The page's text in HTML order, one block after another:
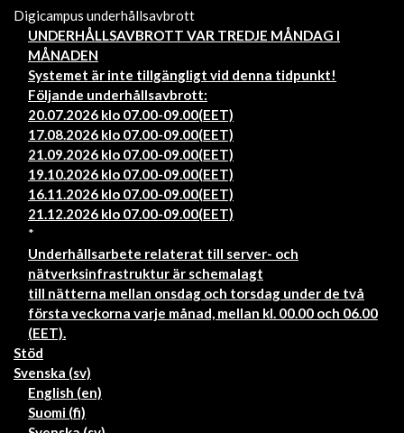
Digicampus underhållsavbrott
UNDERHÅLLSAVBROTT VAR TREDJE MÅNDAG I
MÅNADEN
Systemet är inte tillgängligt vid denna tidpunkt!
Följande underhållsavbrott:
20.07.2026 klo 07.00-09.00(EET)
17.08.2026 klo 07.00-09.00(EET)
21.09.2026 klo 07.00-09.00(EET)
19.10.2026 klo 07.00-09.00(EET)
16.11.2026 klo 07.00-09.00(EET)
21.12.2026 klo 07.00-09.00(EET)
*
Underhållsarbete relaterat till server- och
nätverksinfrastruktur är schemalagt
till nätterna mellan onsdag och torsdag under de två
första veckorna varje månad, mellan kl. 00.00 och 06.00
(EET).
Stöd
Svenska ‎(sv)‎
English ‎(en)‎
Suomi ‎(fi)‎